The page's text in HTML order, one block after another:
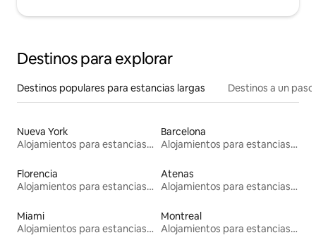
Destinos para explorar
Destinos populares para estancias largas Destinos a un
Nueva York
Alojamientos para estancias largas
Barcelona
Alojamientos para estancias largas
Florencia
Alojamientos para estancias largas
Atenas
Alojamientos para estancias largas
Miami
Alojamientos para estancias largas
Montreal
Alojamientos para estancias largas